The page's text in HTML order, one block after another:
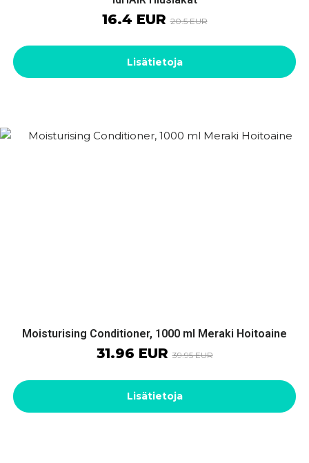
16.4 EUR20.5 EUR
Lisätietoja
Moisturising Conditioner, 1000 ml Meraki Hoitoaine
31.96 EUR39.95 EUR
Lisätietoja